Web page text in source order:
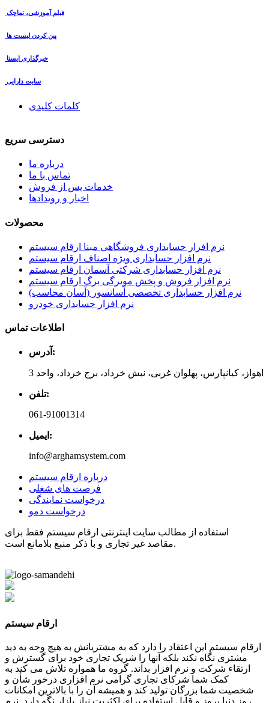
فیلم آموزشی، نماچک
پین کردن لیست ها
خبرگذاری ایسنا
سایت دارایی
کلمات کلیدی
دسترسی سریع
درباره ما
تماس با ما
خدمات پس از فروش
اخبار و رویدادها
محصولات
نرم افزار حسابداری فروشگاهی مبنا ارقام سیستم
نرم افزار حسابداری ویژه اصناف ارقام سیستم
نرم افزار حسابداری شرکتی آسمان ارقام سیستم
نرم افزار فروش و پخش مویرگی برگ ارقام سیستم
نرم افزار حسابداری تخصصی آسانسور (آسان محاسب)
نرم افزار حسابداری خودرو
اطلاعات تماس
آدرس:
اهواز، کیانپارس، پهلوان غربی، نبش خرداد، برج خرداد، واحد 3
تلفن:
061-91001314
ایمیل:
info@arghamsystem.com
درباره ارقام سیستم
فرصت های شغلی
درخواست نمایندگی
درخواست دمو
استفاده از مطالب سایت اینترنتی ارقام سیستم فقط برای
مقاصد غیر تجاری و با ذکر منبع بلامانع است.
ارقام سیستم
ارقام سیستم این اعتقاد را دارد که به مشتریانش به هیچ وجه به دید
مشتری نگاه نکند بلکه آنها را شریک تجاری خود برای گسترش و
ارتقاء شرکت و نرم افزار بداند. گروه ما همواره تلاش می کند به
کمک شما شرکای تجاری گرامی نرم افزاری درخور شأن و
شخصیت شما بزرگان تولید کند و همیشه آن را با بالاترین امکانات
روز دنیا بروز و قابل استفاده برای اکثریت نیاز بازار نگه دارد. نرم